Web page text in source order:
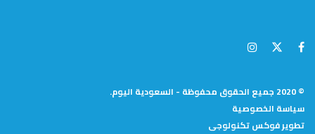
© 2020 جميع الحقوق محفوظة - السعودية اليوم.
سياسة الخصوصية
تطويرفوكس تكنولوجى